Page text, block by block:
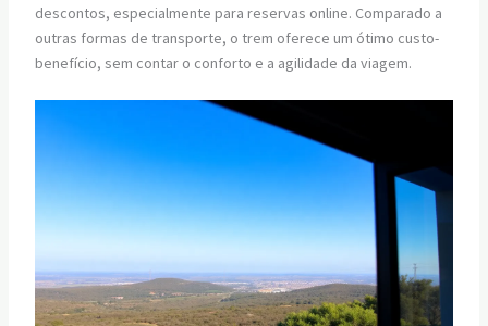
descontos, especialmente para reservas online. Comparado a
outras formas de transporte, o trem oferece um ótimo custo-
benefício, sem contar o conforto e a agilidade da viagem.